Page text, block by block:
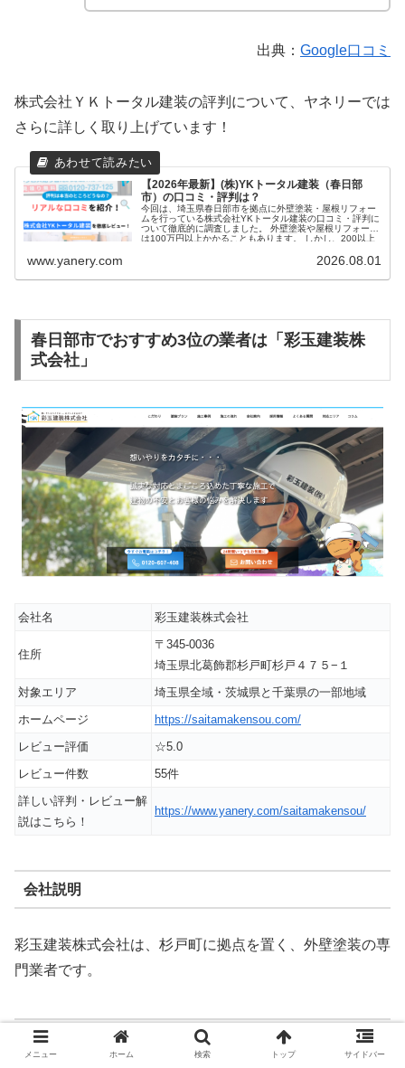
出典： Google口コミ
株式会社ＹＫトータル建装の評判について、ヤネリーでは
さらに詳しく取り上げています！
【2026年最新】(株)YKトータル建装（春日部
市）の口コミ・評判は？
今回は、埼玉県春日部市を拠点に外壁塗装・屋根リフォー
ムを行っている株式会社YKトータル建装の口コミ・評判に
ついて徹底的に調査しました。 外壁塗装や屋根リフォーム
は100万円以上かかることもあります。 しかし、200以上
www.yanery.com 2026.08.01
春日部市でおすすめ3位の業者は「彩玉建装株
式会社」
会社名 彩玉建装株式会社
住所
〒345-0036
埼玉県北葛飾郡杉戸町杉戸４７５−１
対象エリア
埼玉県全域・茨城県と千葉県の一部地域
ホームページ
https://saitamakensou.com/
レビュー評価
☆5.0
レビュー件数
55件
詳しい評判・レビュー解
説はこちら！
https://www.yanery.com/saitamakensou/
会社説明
彩玉建装株式会社は、杉戸町に拠点を置く、外壁塗装の専
門業者です。
「彩玉建装株式会社」の評価・特徴
メニュー ホーム 検索 トップ サイドバー